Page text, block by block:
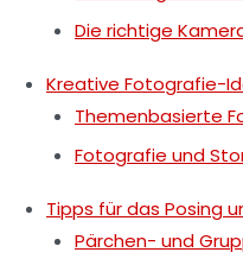
Die richtige
Kreative Fotografie-
Themenbasierte
Fotografie und
Tipps für das Posing
Pärchen- und